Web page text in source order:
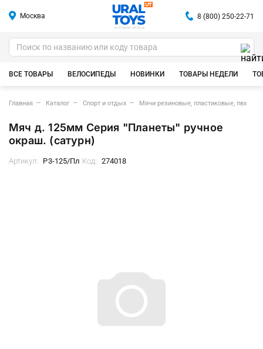
Москва
ИГРУШКИ ОПТОМ
8 (800) 250-22-71
ВСЕ ТОВАРЫ ВЕЛОСИПЕДЫ НОВИНКИ ТОВАРЫ НЕДЕЛИ
Главная Каталог Спорт и отдых Мячи резиновые, пластиковые, пвх
Мяч д. 125мм Серия "Планеты" ручное
окраш. (сатурн)
Артикул: Р3-125/Пл Код: 274018